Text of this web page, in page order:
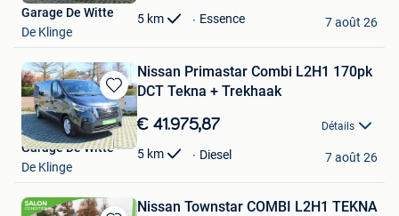
Favoris
5 km Essence
Garage De Witte
De Klinge
7 août 26
Sauvegarder
dans
Mes
Favoris
Nissan Primastar Combi L2H1 170pk
DCT Tekna + Trekhaak
€ 41.975,87 Détails
5 km Diesel
Garage De Witte
De Klinge
7 août 26
Nissan Townstar COMBI L2H1 TEKNA